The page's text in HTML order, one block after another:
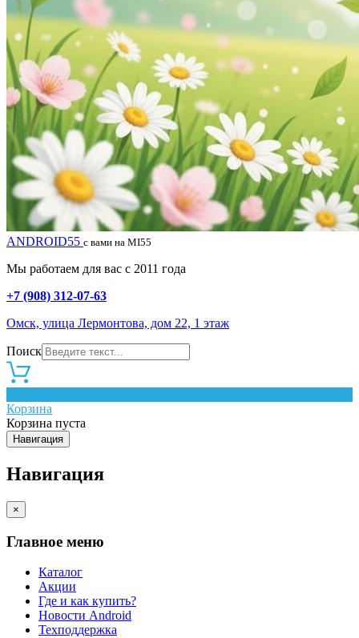
ANDROID55 с вами на MI55
Мы работаем для вас с 2011 года
+7 (908) 312-07-63
Омск, улица Лермонтова, дом 22, 1 этаж
Поиск
Корзина
Корзина пуста
Навигация
Навигация
×
Главное меню
Каталог
Акции
Где и как купить?
Новости Android
Техподдержка